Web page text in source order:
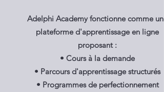
Adelphi Academy fonctionne comme une
plateforme d'apprentissage en ligne
proposant :
• Cours à la demande
• Parcours d'apprentissage structurés
• Programmes de perfectionnement